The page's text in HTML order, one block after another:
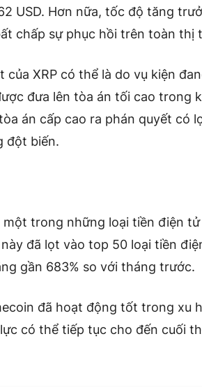
USD. Hơn nữa, tốc độ tăng
chấp sự phục hồi trên toàn thị
của XRP có thể là do vụ kiện
đưa lên tòa án tối cao trong
án cấp cao ra phán quyết có
đột biến.
một trong những loại tiền điện
đã lọt vào top 50 loại tiền
gần 683% so với tháng trước.
đã hoạt động tốt trong xu
có thể tiếp tục cho đến cuối